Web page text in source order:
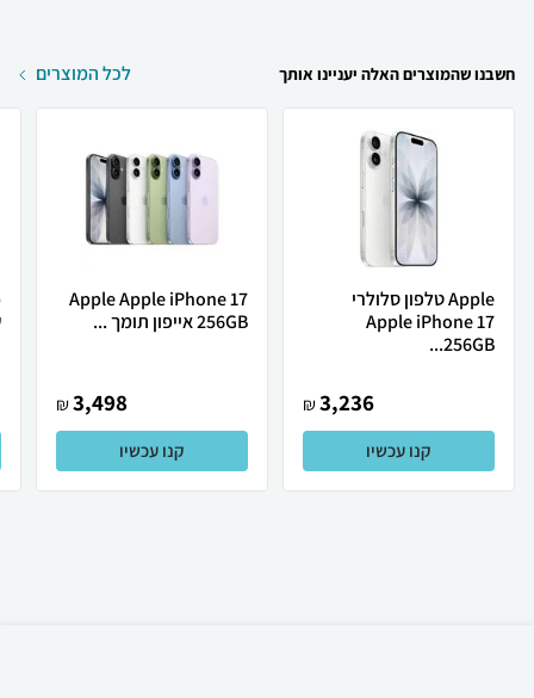
חשבנו שהמוצרים האלה יעניינו אותך לכל המוצרים
Apple טלפון סלולרי
Apple iPhone 17
256GB...
3,236
₪
קנו עכשיו
Apple Apple iPhone 17
256GB אייפון תומך ...
3,498
₪
קנו עכשיו